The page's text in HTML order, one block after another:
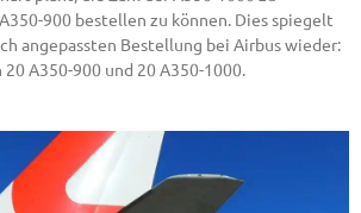
900 bestellen zu können. Dies spiegelt
angepassten Bestellung bei Airbus wieder:
A350-900 und 20 A350-1000.